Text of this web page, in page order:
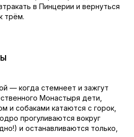
в Пинцерии и вернуться
трём.
— когда стемнеет и зажгут
Монастыря дети,
и собаками катаются с горок,
прогуливаются вокруг
и останавливаются только,